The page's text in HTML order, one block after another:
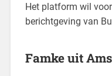
Het platform wil
berichtgeving van
Famke uit